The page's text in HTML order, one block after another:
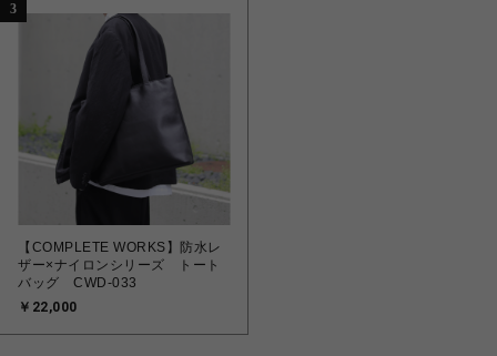
3
【COMPLETE WORKS】防水レ
ザー×ナイロンシリーズ トート
バッグ CWD-033
￥22,000